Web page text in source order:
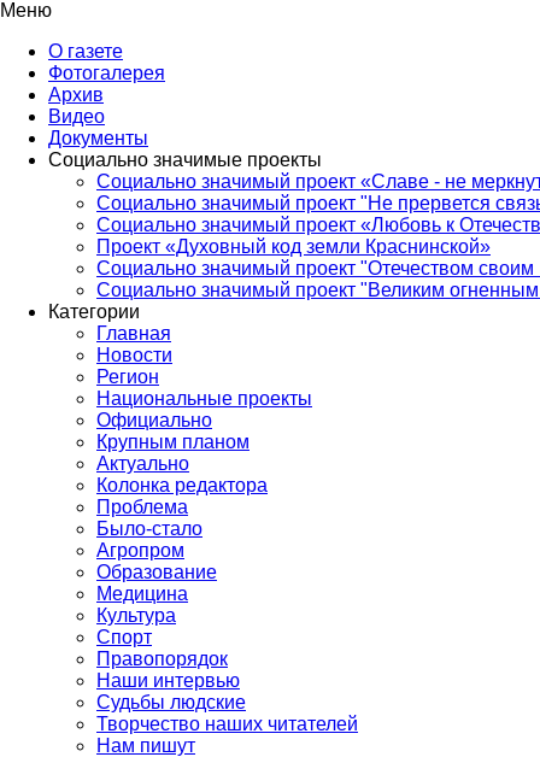
Меню
О газете
Фотогалерея
Архив
Видео
Документы
Социально значимые проекты
Социально значимый проект «Славе - не
Социально значимый проект "Не прервется
Социально значимый проект «Любовь к
Проект «Духовный код земли Краснинской»
Социально значимый проект "Отечеством своим
Социально значимый проект "Великим
Категории
Главная
Новости
Регион
Национальные проекты
Официально
Крупным планом
Актуально
Колонка редактора
Проблема
Было-стало
Агропром
Образование
Медицина
Культура
Спорт
Правопорядок
Наши интервью
Судьбы людские
Творчество наших читателей
Нам пишут